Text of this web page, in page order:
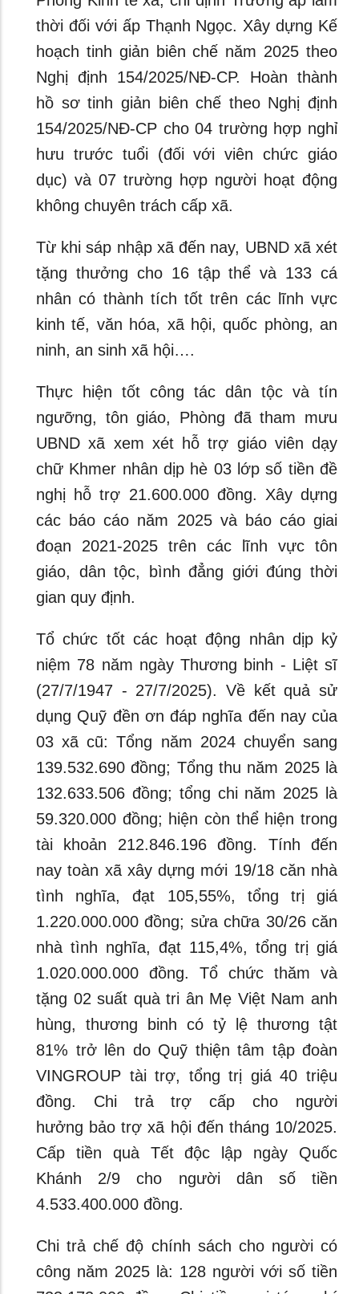
thời đối với ấp Thạnh Ngọc. Xây dựng Kế
hoạch tinh giản biên chế năm 2025 theo
Nghị định 154/2025/NĐ-CP. Hoàn thành
hồ sơ tinh giản biên chế theo Nghị định
154/2025/NĐ-CP cho 04 trường hợp nghỉ
hưu trước tuổi (đối với viên chức giáo
dục) và 07 trường hợp người hoạt động
không chuyên trách cấp xã.
Từ khi sáp nhập xã đến nay, UBND xã xét
tặng thưởng cho 16 tập thể và 133 cá
nhân có thành tích tốt trên các lĩnh vực
kinh tế, văn hóa, xã hội, quốc phòng, an
ninh, an sinh xã hội….
Thực hiện tốt công tác dân tộc và tín
ngưỡng, tôn giáo, Phòng đã tham mưu
UBND xã xem xét hỗ trợ giáo viên dạy
chữ Khmer nhân dịp hè 03 lớp số tiền đề
nghị hỗ trợ 21.600.000 đồng. Xây dựng
các báo cáo năm 2025 và báo cáo giai
đoạn 2021-2025 trên các lĩnh vực tôn
giáo, dân tộc, bình đẳng giới đúng thời
gian quy định.
Tổ chức tốt các hoạt động nhân dịp kỷ
niệm 78 năm ngày Thương binh - Liệt sĩ
(27/7/1947 - 27/7/2025). Về kết quả sử
dụng Quỹ đền ơn đáp nghĩa đến nay của
03 xã cũ: Tổng năm 2024 chuyển sang
139.532.690 đồng; Tổng thu năm 2025 là
132.633.506 đồng; tổng chi năm 2025 là
59.320.000 đồng; hiện còn thể hiện trong
tài khoản 212.846.196 đồng. Tính đến
nay toàn xã xây dựng mới 19/18 căn nhà
tình nghĩa, đạt 105,55%, tổng trị giá
1.220.000.000 đồng; sửa chữa 30/26 căn
nhà tình nghĩa, đạt 115,4%, tổng trị giá
1.020.000.000 đồng. Tổ chức thăm và
tặng 02 suất quà tri ân Mẹ Việt Nam anh
hùng, thương binh có tỷ lệ thương tật
81% trở lên do Quỹ thiện tâm tập đoàn
VINGROUP tài trợ, tổng trị giá 40 triệu
đồng. Chi trả trợ cấp cho người
hưởng bảo trợ xã hội đến tháng 10/2025.
Cấp tiền quà Tết độc lập ngày Quốc
Khánh 2/9 cho người dân số tiền
4.533.400.000 đồng.
Chi trả chế độ chính sách cho người có
công năm 2025 là: 128 người với số tiền